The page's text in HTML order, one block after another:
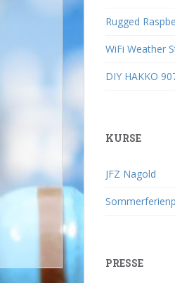
Rugged
WiFi Weather
DIY HAKKO
KURSE
JFZ Nagold
PRESSE